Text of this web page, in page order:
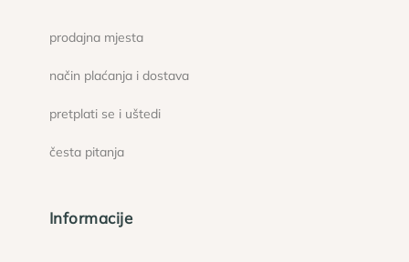
prodajna mjesta
način plaćanja i dostava
pretplati se i uštedi
česta pitanja
Informacije